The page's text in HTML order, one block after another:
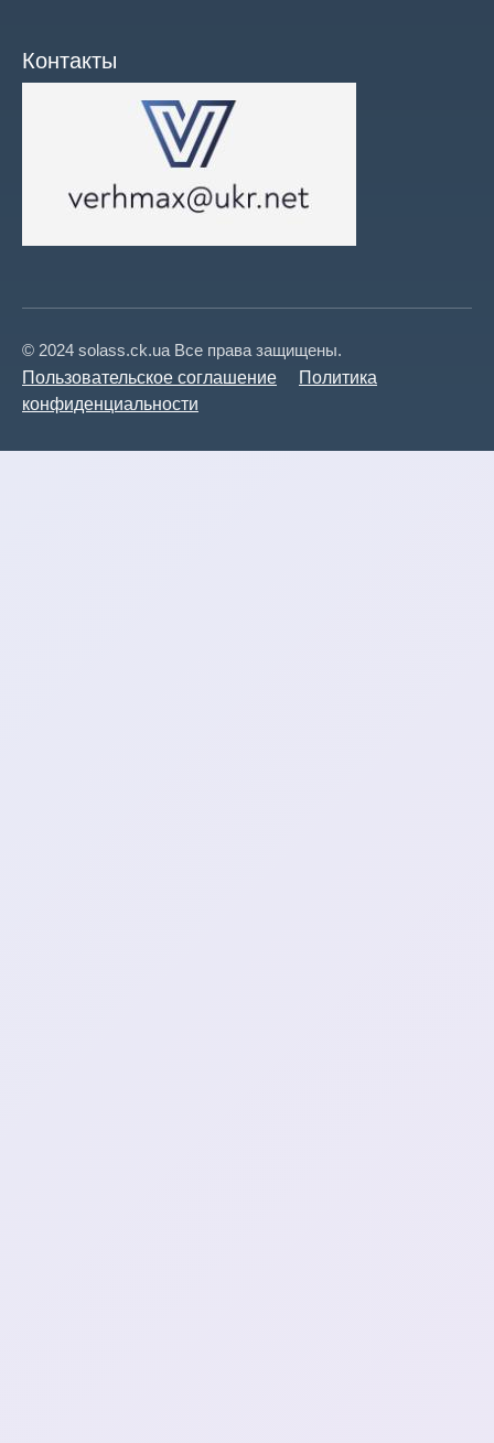
Контакты
© 2024 solass.ck.ua Все права защищены.
Пользовательское соглашение
Политика
конфиденциальности